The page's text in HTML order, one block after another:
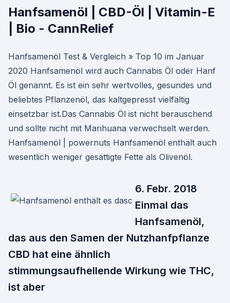
Hanfsamenöl | CBD-Öl | Vitamin-E
| Bio - CannRelief
Hanfsamenöl Test & Vergleich » Top 10 im Januar
2020 Hanfsamenöl wird auch Cannabis Öl oder Hanf
Öl genannt. Es ist ein sehr wertvolles, gesundes und
beliebtes Pflanzenöl, das kaltgepresst vielfältig
einsetzbar ist.Das Cannabis Öl ist nicht berauschend
und sollte nicht mit Marihuana verwechselt werden.
Hanfsamenöl | powernuts Hanfsamenöl enthält auch
wesentlich weniger gesättigte Fette als Olivenöl.
6. Febr. 2018
Einmal das
Hanfsamenöl,
das aus den Samen der Nutzhanfpflanze
CBD hat eine ähnlich
stimmungsaufhellende Wirkung wie THC,
ist aber